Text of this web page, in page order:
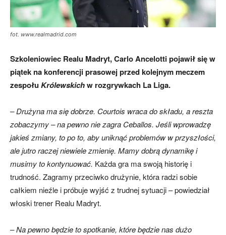
fot. www.realmadrid.com
Szkoleniowiec Realu Madryt, Carlo Ancelotti pojawił się w
piątek na konferencji prasowej przed kolejnym meczem
zespołuKrólewskichw rozgrywkach La Liga.
– Drużyna ma się dobrze. Courtois wraca do składu, a reszta
zobaczymy – na pewno nie zagra Ceballos. Jeśli wprowadzę
jakieś zmiany, to po to, aby uniknąć problemów w przyszłości,
ale jutro raczej niewiele zmienię. Mamy dobrą dynamikę i
musimy to kontynuować. Każda gra ma swoją historię i
trudność. Zagramy przeciwko drużynie, która radzi sobie
całkiem nieźle i próbuje wyjść z trudnej sytuacji – powiedział
włoski trener Realu Madryt.
– Na pewno będzie to spotkanie, które będzie nas dużo